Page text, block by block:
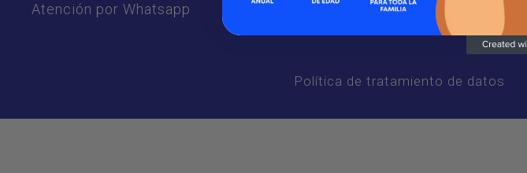
Atención por Whatsapp
Política de tratamiento de datos